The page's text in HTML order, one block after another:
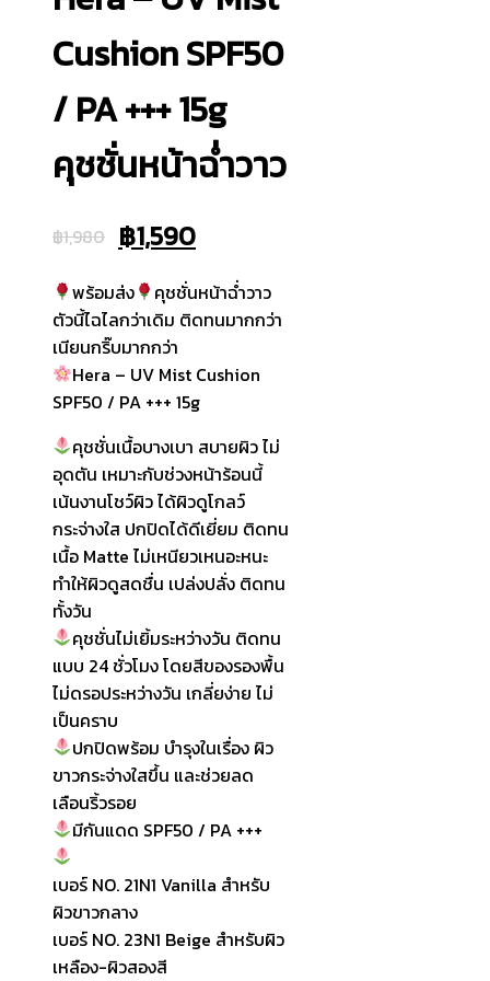
Cushion SPF50
/ PA +++ 15g
คุชชั่นหน้าฉ่ำวาว
฿1,980 Original
price
was:
฿1,980.
฿1,590Current
price
is:
฿1,590.
พร้อมส่ง
คุชชั่นหน้าฉ่ำวาว
ตัวนี้ไฉไลกว่าเดิม ติดทนมากกว่า
เนียนกริ๊บมากกว่า
Hera – UV Mist Cushion
SPF50 / PA +++ 15g
คุชชั่นเนื้อบางเบา สบายผิว ไม่
อุดตัน เหมาะกับช่วงหน้าร้อนนี้
เน้นงานโชว์ผิว ได้ผิวดูโกลว์
กระจ่างใส ปกปิดได้ดีเยี่ยม ติดทน
เนื้อ Matte ไม่เหนียวเหนอะหนะ
ทำให้ผิวดูสดชื่น เปล่งปลั่ง ติดทน
ทั้งวัน
คุชชั่นไม่เยิ้มระหว่างวัน ติดทน
แบบ 24 ชั่วโมง โดยสีของรองพื้น
ไม่ดรอประหว่างวัน เกลี่ยง่าย ไม่
เป็นคราบ
ปกปิดพร้อม บำรุงในเรื่อง ผิว
ขาวกระจ่างใสขึ้น และช่วยลด
เลือนริ้วรอย
มีกันแดด SPF50 / PA +++
เบอร์ NO. 21N1 Vanilla สำหรับ
ผิวขาวกลาง
เบอร์ NO. 23N1 Beige สำหรับผิว
เหลือง-ผิวสองสี